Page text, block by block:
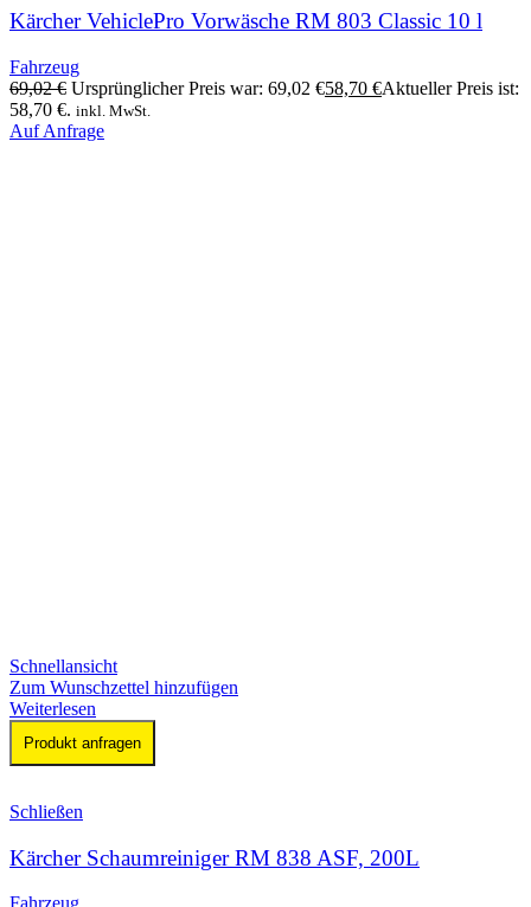
Kärcher VehiclePro Vorwäsche RM 803 Classic 10 l
Fahrzeug
69,02€ Ursprünglicher Preis war: 69,02 €58,70 €Aktueller Preis ist:
58,70 €. inkl. MwSt.
Auf Anfrage
Schnellansicht
Zum Wunschzettel hinzufügen
Weiterlesen
Produkt anfragen
Schließen
Kärcher Schaumreiniger RM 838 ASF, 200L